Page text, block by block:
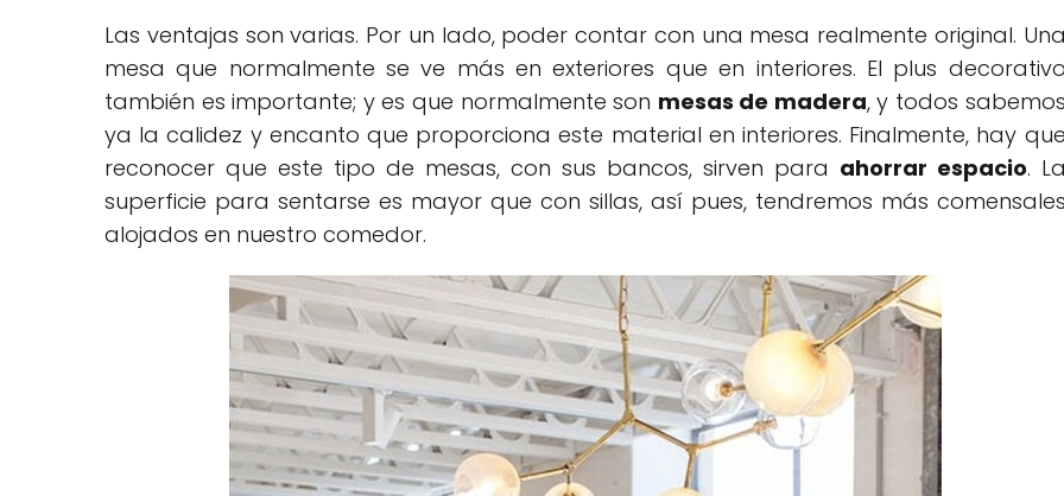
Las ventajas son varias. Por un lado, poder contar con una mesa realmente original. Una
mesa que normalmente se ve más en exteriores que en interiores. El plus decorativo
también es importante; y es que normalmente son mesas de madera, y todos sabemos
ya la calidez y encanto que proporciona este material en interiores. Finalmente, hay que
reconocer que este tipo de mesas, con sus bancos, sirven para ahorrar espacio. La
superficie para sentarse es mayor que con sillas, así pues, tendremos más comensales
alojados en nuestro comedor.